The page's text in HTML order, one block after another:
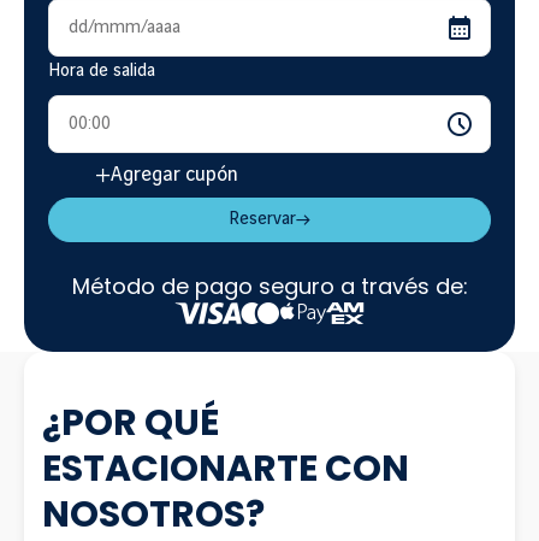
Hora de salida
Agregar cupón
Reservar
Método de pago seguro a través de:
Visa Mastercard
Apple PayAmerican Express
¿POR QUÉ
ESTACIONARTE CON
NOSOTROS?